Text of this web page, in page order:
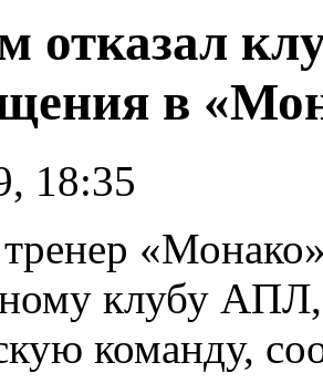
отказал
в
18:35
клубу
команду,